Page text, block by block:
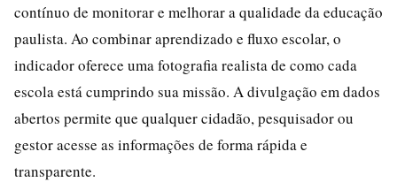
contínuo de monitorar e melhorar a qualidade da educação
paulista. Ao combinar aprendizado e fluxo escolar, o
indicador oferece uma fotografia realista de como cada
escola está cumprindo sua missão. A divulgação em dados
abertos permite que qualquer cidadão, pesquisador ou
gestor acesse as informações de forma rápida e
transparente.